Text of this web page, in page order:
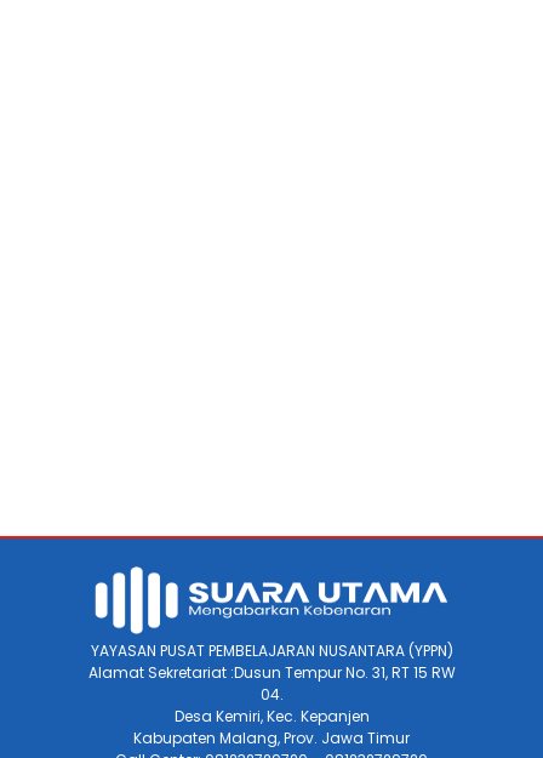
YAYASAN PUSAT PEMBELAJARAN NUSANTARA (YPPN)
Alamat Sekretariat :Dusun Tempur No. 31, RT 15 RW
04.
Desa Kemiri, Kec. Kepanjen
Kabupaten Malang, Prov. Jawa Timur